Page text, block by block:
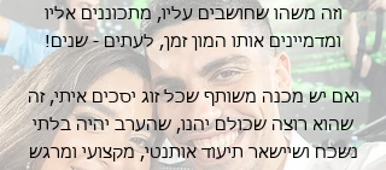
וזה משהו שחושבים עליו, מתכוננים אליו
ומדמיינים אותו המון זמן, לעתים - שנים!
ואם יש מכנה משותף שכל זוג יסכים איתי, זה
שהוא רוצה שכולם יהנו, שהערב יהיה בלתי
נשכח ושיישאר תיעוד אותנטי, מקצועי ומרגש